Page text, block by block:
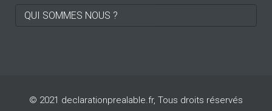
QUI SOMMES NOUS ?
© 2021 declarationprealable.fr, Tous droits réservés